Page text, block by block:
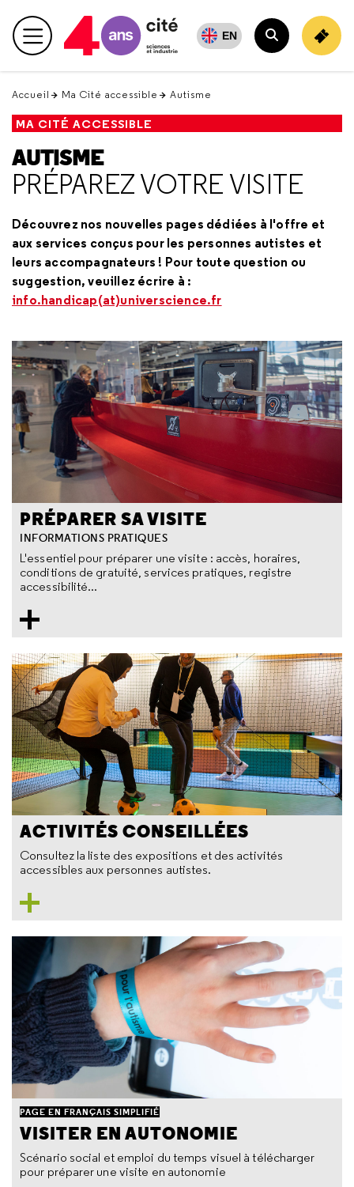
en
haut Menu principal EN
Rechercher
Accueil Ma Cité accessible Autisme
MA CITÉ ACCESSIBLE
AUTISME
PRÉPAREZ VOTRE VISITE
Découvrez nos nouvelles pages dédiées à l'offre et
aux services conçus pour les personnes autistes et
leurs accompagnateurs ! Pour toute question ou
suggestion, veuillez écrire à :
info.handicap(at)universcience.fr
PRÉPARER SA VISITE
INFORMATIONS PRATIQUES
L'essentiel pour préparer une visite : accès, horaires,
conditions de gratuité, services pratiques, registre
accessibilité...
ACTIVITÉS CONSEILLÉES
Consultez la liste des expositions et des activités
accessibles aux personnes autistes.
VISITER EN AUTONOMIE
PAGE EN FRANÇAIS SIMPLIFIÉ
Scénario social et emploi du temps visuel à télécharger
pour préparer une visite en autonomie